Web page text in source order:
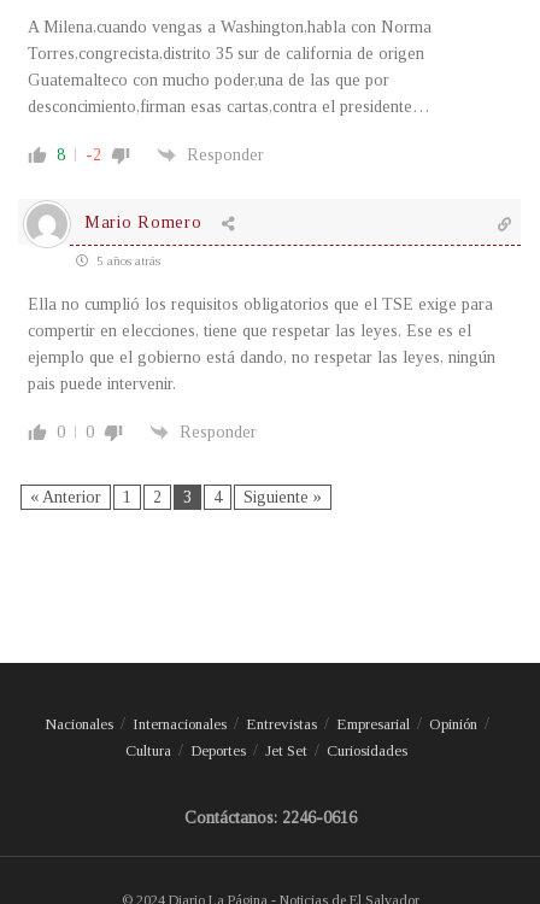
A Milena,cuando vengas a Washington,habla con Norma
Torres,congrecista,distrito 35 sur de california de origen
Guatemalteco con mucho poder,una de las que por
desconcimiento,firman esas cartas,contra el presidente…
8 -2 Responder
Mario Romero
5 años atrás
Ella no cumplió los requisitos obligatorios que el TSE exige para
compertir en elecciones, tiene que respetar las leyes. Ese es el
ejemplo que el gobierno está dando, no respetar las leyes, ningún
pais puede intervenir.
0 0 Responder
« Anterior 1 2 3 4 Siguiente »
Nacionales Internacionales Entrevistas Empresarial
Opinión
Cultura
Deportes Jet Set Curiosidades
Contáctanos: 2246-0616
© 2024 Diario La Página - Noticias de El Salvador